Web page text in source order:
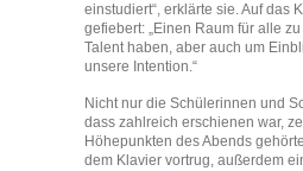
einstudiert“, erklärte sie. Auf das
gefiebert: „Einen Raum für alle
Talent haben, aber auch um
unsere Intention.“
Nicht nur die Schülerinnen und
dass zahlreich erschienen war,
Höhepunkten des Abends
dem Klavier vortrug, außerdem